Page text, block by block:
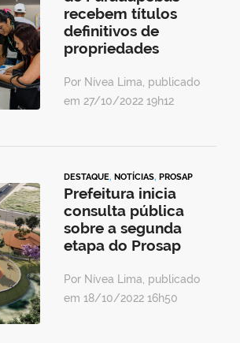
recebem títulos
definitivos de
propriedades
Por Nívea Lima, publicado
em 27/10/2022 19h12
DESTAQUE, NOTÍCIAS, PROSAP
Prefeitura inicia
consulta pública
sobre a segunda
etapa do Prosap
Por Nívea Lima, publicado
em 18/10/2022 16h50